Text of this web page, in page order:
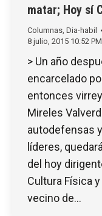
matar; Hoy sí
Columnas Dia-habil
8 julio, 2015 10:52 PM
> Un año
encarcelado
entonces
Mireles
autodefensas
líderes,
del hoy
Cultura Física
vecino de…